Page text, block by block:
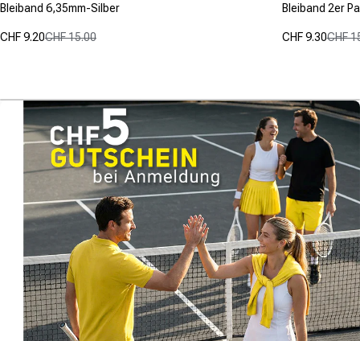
Bleiband 6,35mm-Silber
Verkaufspreis
CHF 9.20
Normaler Preis
CHF 15.00
5
Sternen.
Bleiband 2er
CHF 9.30
Normaler
CHF
5
Sternen.